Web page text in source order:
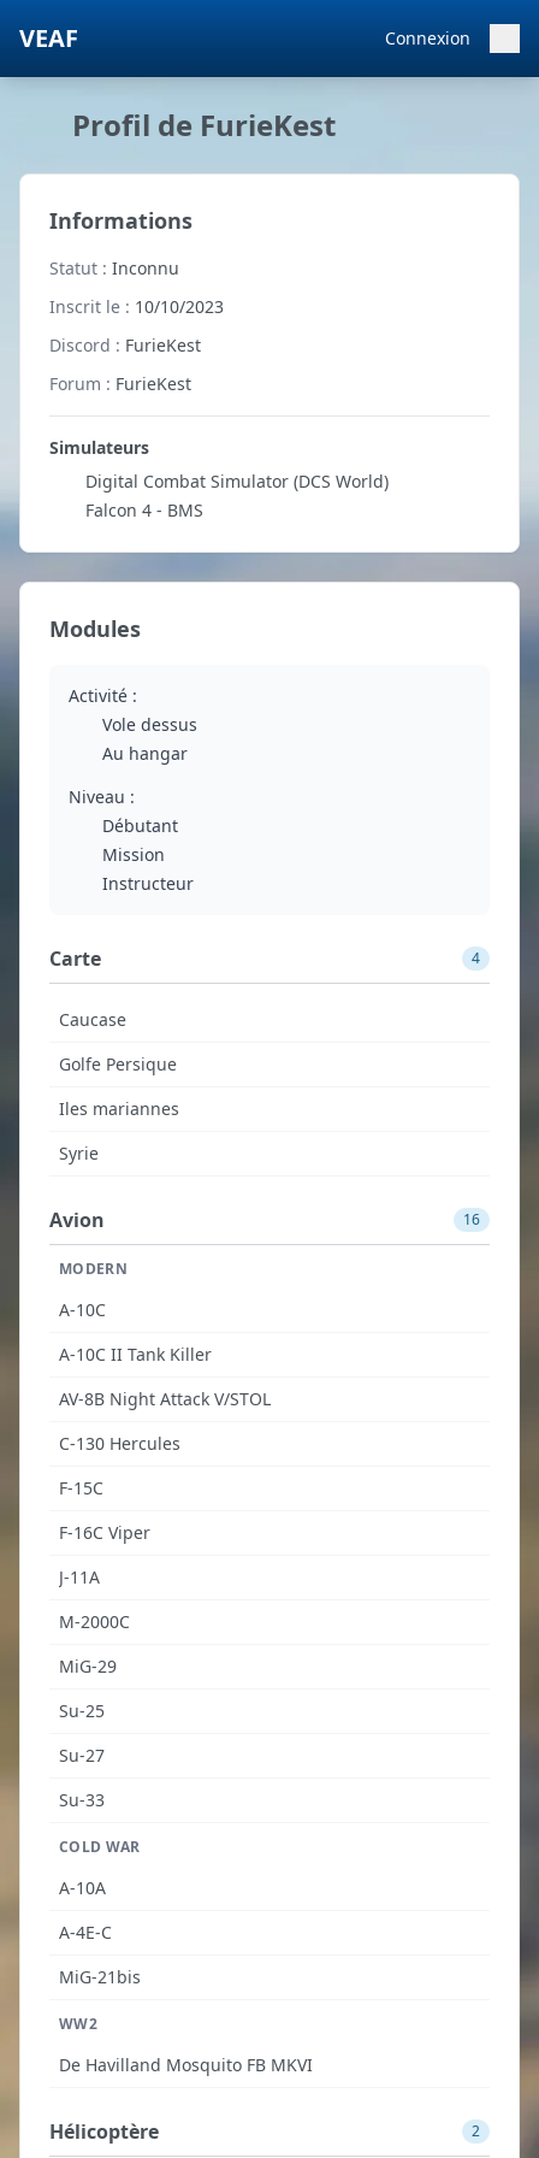
VEAF Connexion
Profil de FurieKest
Informations
Statut : Inconnu
Inscrit le : 10/10/2023
Discord : FurieKest
Forum : FurieKest
Simulateurs
Digital Combat Simulator (DCS World)
Falcon 4 - BMS
Modules
Activité :
Vole dessus
Au hangar
Niveau :
Débutant
Mission
Instructeur
Carte 4
Caucase
Golfe Persique
Iles mariannes
Syrie
Avion 16
MODERN
A-10C
A-10C II Tank Killer
AV-8B Night Attack V/STOL
C-130 Hercules
F-15C
F-16C Viper
J-11A
M-2000C
MiG-29
Su-25
Su-27
Su-33
COLD WAR
A-10A
A-4E-C
MiG-21bis
WW2
De Havilland Mosquito FB MKVI
Hélicoptère 2